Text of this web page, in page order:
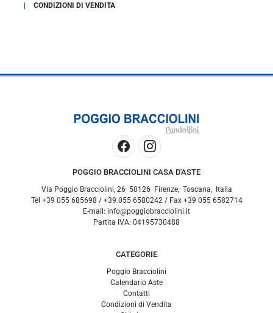
CONDIZIONI DI VENDITA
POGGIO BRACCIOLINI CASA D'ASTE
Via Poggio Bracciolini, 26 50126 Firenze, Toscana
Italia
Tel +39 055 685698 / +39 055 6580242 / Fax +39 055 6582714
E-mail: info@poggiobracciolini.it
Partita IVA: 04195730488
CATEGORIE
Poggio Bracciolini
Calendario Aste
Contatti
Condizioni di Vendita